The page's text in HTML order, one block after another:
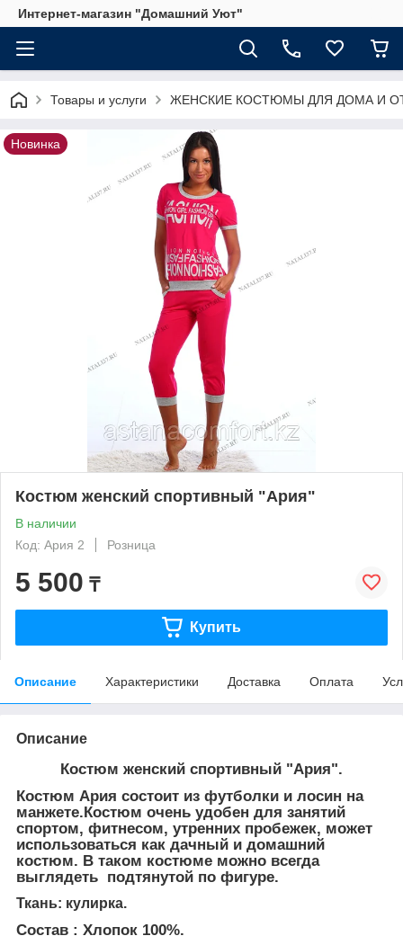
Интернет-магазин "Домашний Уют"
Товары и услуги ЖЕНСКИЕ КОСТЮМЫ ДЛЯ ДОМА И
Новинка
Костюм женский спортивный "Ария"
В наличии
Код: Ария 2
Розница
5 500 ₸
Купить
Описание Характеристики Доставка Оплата
Описание
Костюм женский спортивный "Ария".
Костюм Ария состоит из футболки и лосин на
манжете.Костюм очень удобен для занятий
спортом, фитнесом, утренних пробежек, может
использоваться как дачный и домашний
костюм. В таком костюме можно всегда
выглядеть подтянутой по фигуре.
Ткань: кулирка.
Состав : Хлопок 100%.